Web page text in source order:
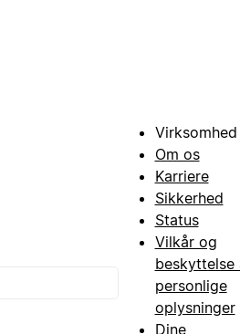
Virksomhed
Om os
Karriere
Sikkerhed
Status
Vilkår og
beskyttelse
personlige
oplysninger
Dine